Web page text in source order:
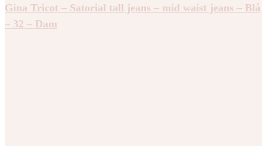
Gina Tricot – Satorial tall jeans – mid waist jeans – Blå
– 32 – Dam